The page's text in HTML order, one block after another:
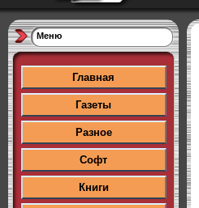
Меню
Главная
Газеты
Разное
Софт
Книги